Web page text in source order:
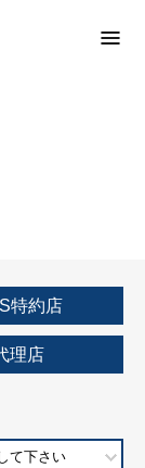
特約店
理店
て下さい